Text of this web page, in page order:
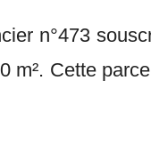
n°473
m². Cette